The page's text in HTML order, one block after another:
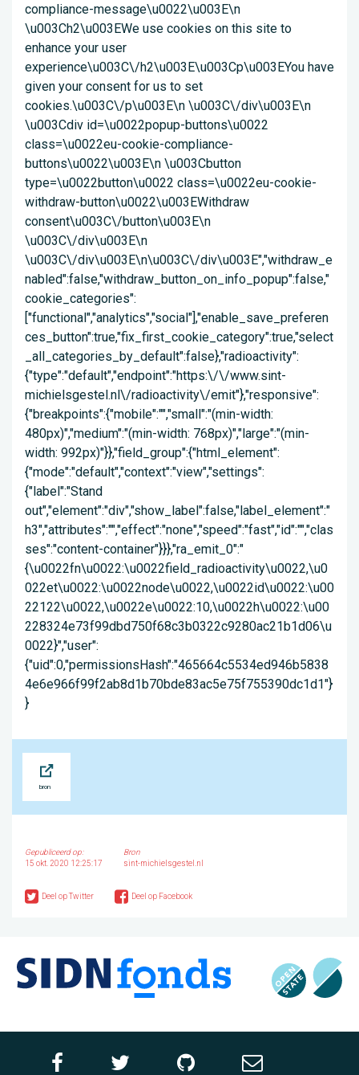
compliance-message\u0022\u003E\n
\u003Ch2\u003EWe use cookies on this site to
enhance your user
experience\u003C\/h2\u003E\u003Cp\u003EYou have
given your consent for us to set
cookies.\u003C\/p\u003E\n \u003C\/div\u003E\n
\u003Cdiv id=\u0022popup-buttons\u0022
class=\u0022eu-cookie-compliance-
buttons\u0022\u003E\n \u003Cbutton
type=\u0022button\u0022 class=\u0022eu-cookie-
withdraw-button\u0022\u003EWithdraw
consent\u003C\/button\u003E\n
\u003C\/div\u003E\n
\u003C\/div\u003E\n\u003C\/div\u003E","withdraw_e
nabled":false,"withdraw_button_on_info_popup":false,"
cookie_categories":
["functional","analytics","social"],"enable_save_preferen
ces_button":true,"fix_first_cookie_category":true,"select
_all_categories_by_default":false},"radioactivity":
{"type":"default","endpoint":"https:\/\/www.sint-
michielsgestel.nl\/radioactivity\/emit"},"responsive":
{"breakpoints":{"mobile":"","small":"(min-width:
480px)","medium":"(min-width: 768px)","large":"(min-
width: 992px)"}},"field_group":{"html_element":
{"mode":"default","context":"view","settings":
{"label":"Stand
out","element":"div","show_label":false,"label_element":"
h3","attributes":"","effect":"none","speed":"fast","id":"","clas
ses":"content-container"}}},"ra_emit_0":"
{\u0022fn\u0022:\u0022field_radioactivity\u0022,\u0
022et\u0022:\u0022node\u0022,\u0022id\u0022:\u00
22122\u0022,\u0022e\u0022:10,\u0022h\u0022:\u00
228324e73f99dbd750f68c3b0322c9280ac21b1d06\u
0022}","user":
{"uid":0,"permissionsHash":"465664c5534ed946b5838
4e6e966f99f2ab8d1b70bde83ac5e75f755390dc1d1"}
}
Gepubliceerd op:
15 okt. 2020 12:25:17
Bron
sint-michielsgestel.nl
Deel op Twitter Deel op Facebook